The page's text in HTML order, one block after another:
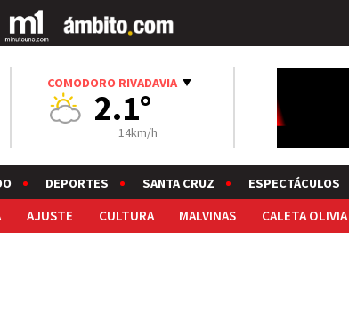
COMODORO RIVADAVIA
2.1°
14km/h
DEPORTES SANTA CRUZ ESPECTÁCULOS
AJUSTE CULTURA MALVINAS CALETA OLIVIA